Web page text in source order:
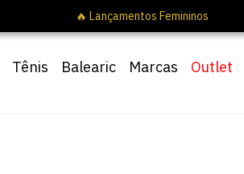
Tênis Balearic Marcas Outlet